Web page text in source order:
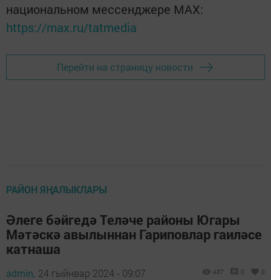
национальном мессенджере MАХ:
https://max.ru/tatmedia
Перейти на страницу новости
РАЙОН ЯҢАЛЫКЛАРЫ
Әлеге бәйгедә Теләче районы Югары
Мәтәскә авылыннан Гариповлар гаиләсе
катнаша
admin, 24 гыйнвар 2024 - 09:07 437 0 0